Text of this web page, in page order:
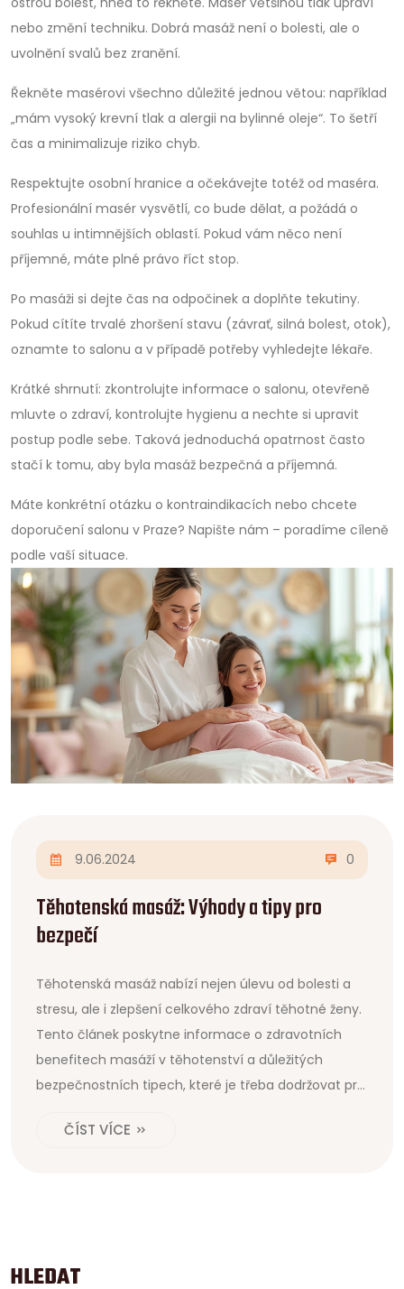
HLEDAT
nebo změní techniku. Dobrá masáž není o bolesti, ale o
uvolnění svalů bez zranění.
Řekněte masérovi všechno důležité jednou větou: například
„mám vysoký krevní tlak a alergii na bylinné oleje“. To šetří
čas a minimalizuje riziko chyb.
Respektujte osobní hranice a očekávejte totéž od maséra.
Profesionální masér vysvětlí, co bude dělat, a požádá o
souhlas u intimnějších oblastí. Pokud vám něco není
příjemné, máte plné právo říct stop.
Po masáži si dejte čas na odpočinek a doplňte tekutiny.
Pokud cítíte trvalé zhoršení stavu (závrať, silná bolest, otok),
oznamte to salonu a v případě potřeby vyhledejte lékaře.
Krátké shrnutí: zkontrolujte informace o salonu, otevřeně
mluvte o zdraví, kontrolujte hygienu a nechte si upravit
postup podle sebe. Taková jednoduchá opatrnost často
stačí k tomu, aby byla masáž bezpečná a příjemná.
Máte konkrétní otázku o kontraindikacích nebo chcete
doporučení salonu v Praze? Napište nám – poradíme cíleně
podle vaší situace.
9.06.2024 0
Těhotenská masáž: Výhody a tipy pro
bezpečí
Těhotenská masáž nabízí nejen úlevu od bolesti a
stresu, ale i zlepšení celkového zdraví těhotné ženy.
Tento článek poskytne informace o zdravotních
benefitech masáží v těhotenství a důležitých
bezpečnostních tipech, které je třeba dodržovat pro
masáží a tipy pro správnou volbu maséra.
ČÍST VÍCE